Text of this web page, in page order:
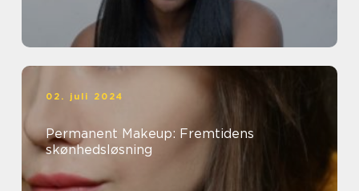
02. juli 2024
Permanent Makeup: Fremtidens
skønhedsløsning